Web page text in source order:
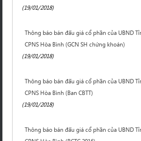
(19/01/2018)
Thông báo bán đấu giá cổ phần của UBND
CPNS Hòa Bình (GCN SH chứng khoán)
(19/01/2018)
Thông báo bán đấu giá cổ phần của UBND
CPNS Hòa Bình (Ban CBTT)
(19/01/2018)
Thông báo bán đấu giá cổ phần của UBND